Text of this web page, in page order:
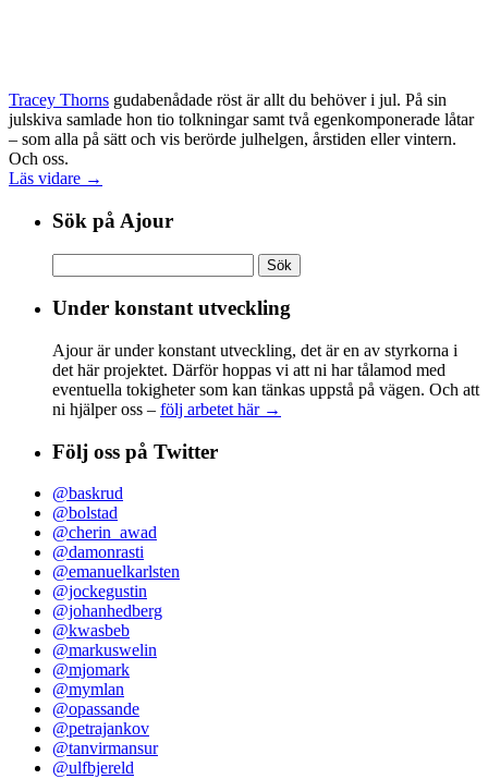
Tracey Thorns gudabenådade röst är allt du behöver i jul. På sin
julskiva samlade hon tio tolkningar samt två egenkomponerade låtar
– som alla på sätt och vis berörde julhelgen, årstiden eller vintern.
Och oss.
Läs vidare →
Sök på Ajour
efter:
Under konstant utveckling
Ajour är under konstant utveckling, det är en av styrkorna i
det här projektet. Därför hoppas vi att ni har tålamod med
eventuella tokigheter som kan tänkas uppstå på vägen. Och att
ni hjälper oss – följ arbetet här →
Följ oss på Twitter
@baskrud
@bolstad
@cherin_awad
@damonrasti
@emanuelkarlsten
@jockegustin
@johanhedberg
@kwasbeb
@markuswelin
@mjomark
@mymlan
@opassande
@petrajankov
@tanvirmansur
@ulfbjereld